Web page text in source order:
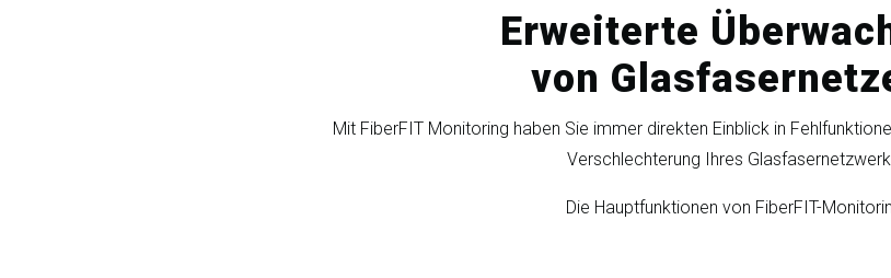
Erweiterte
von
Mit FiberFIT Monitoring haben Sie immer direkten Einblick in
Verschlechterung Ihres
Die Hauptfunktionen von FiberFIT-